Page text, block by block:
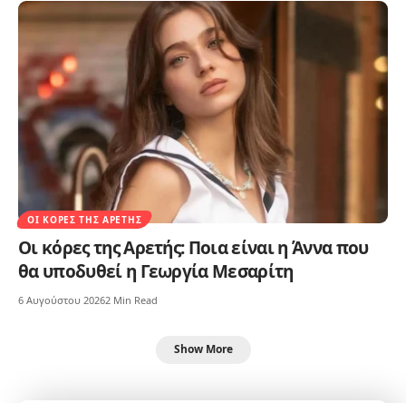
ΟΙ ΚΌΡΕΣ ΤΗΣ ΑΡΕΤΉΣ
Οι κόρες της Αρετής: Ποια είναι η Άννα που
θα υποδυθεί η Γεωργία Μεσαρίτη
6 Αυγούστου 20262 Min Read
Show More